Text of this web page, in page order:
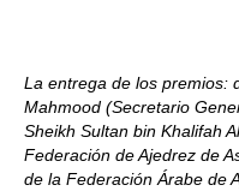
La entrega de los premios:
Mahmood (Secretario
Sheikh Sultan bin Khalifah
Federación de Ajedrez de
de la Federación Árabe de